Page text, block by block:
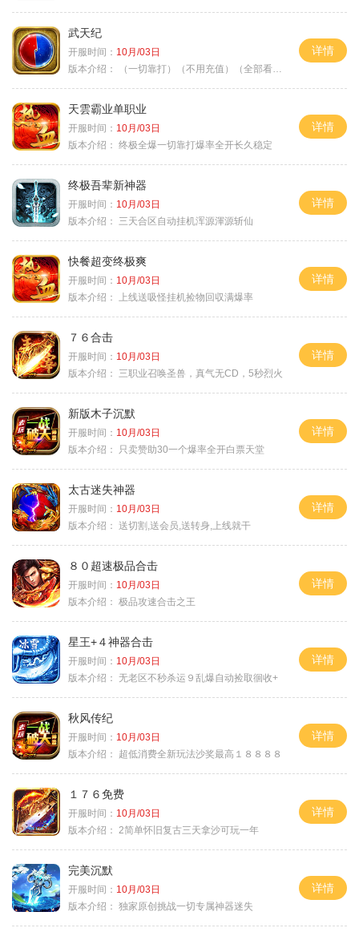
武天纪
开服时间： 10月/03日
版本介绍：
（一切靠打）（不用充值）（全部看脸）
详情
天雲霸业单职业
开服时间： 10月/03日
版本介绍： 终极全爆一切靠打爆率全开长久稳定
详情
终极吾辈新神器
开服时间： 10月/03日
版本介绍：
三天合区自动挂机浑源渾源斩仙
详情
快餐超变终极爽
开服时间： 10月/03日
版本介绍：
上线送吸怪挂机捡物回収满爆率
详情
７６合击
开服时间： 10月/03日
版本介绍：
三职业召唤圣兽，真气无CD，5秒烈火
详情
新版木子沉默
开服时间： 10月/03日
版本介绍：
只卖赞助30一个爆率全开白票天堂
详情
太古迷失神器
开服时间： 10月/03日
版本介绍： 送切割,送会员,送转身,上线就干
详情
８０超速极品合击
开服时间： 10月/03日
版本介绍： 极品攻速合击之王
详情
星王+４神器合击
开服时间： 10月/03日
版本介绍： 无老区不秒杀运９乱爆自动捡取徊收+
详情
秋风传纪
开服时间： 10月/03日
版本介绍：
超低消费全新玩法沙奖最高１８８８８
详情
１７６免费
开服时间： 10月/03日
版本介绍： 2简单怀旧复古三天拿沙可玩一年
详情
完美沉默
开服时间： 10月/03日
版本介绍： 独家原创挑战一切专属神器迷失
详情